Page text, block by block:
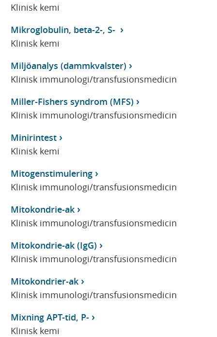
Klinisk kemi
Mikroglobulin, beta-2-, S-
Klinisk kemi
Miljöanalys (dammkvalster)
Klinisk immunologi/transfusionsmedicin
Miller-Fishers syndrom (MFS)
Klinisk immunologi/transfusionsmedicin
Minirintest
Klinisk kemi
Mitogenstimulering
Klinisk immunologi/transfusionsmedicin
Mitokondrie-ak
Klinisk immunologi/transfusionsmedicin
Mitokondrie-ak (IgG)
Klinisk immunologi/transfusionsmedicin
Mitokondrier-ak
Klinisk immunologi/transfusionsmedicin
Mixning APT-tid, P-
Klinisk kemi